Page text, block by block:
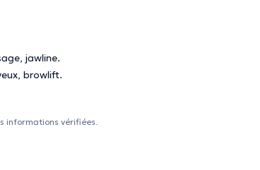
jawline.
browlift.
informations vérifiées.